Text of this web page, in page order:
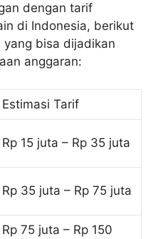
dengan tarif
di Indonesia, berikut
yang bisa dijadikan
anggaran:
Estimasi Tarif
Rp 15 juta – Rp 35 juta
Rp 35 juta – Rp 75 juta
Rp 75 juta – Rp 150